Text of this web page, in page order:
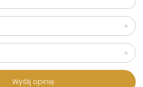
Wyślij opinię